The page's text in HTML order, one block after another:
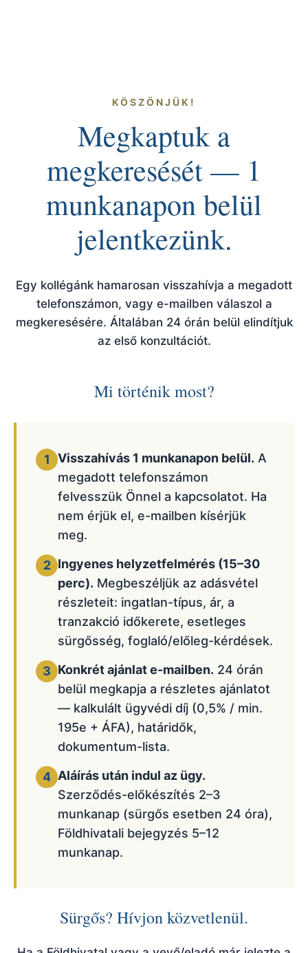
KÖSZÖNJÜK!
Megkaptuk a
megkeresését — 1
munkanapon belül
jelentkezünk.
Egy kollégánk hamarosan visszahívja a megadott
telefonszámon, vagy e-mailben válaszol a
megkeresésére. Általában 24 órán belül elindítjuk
az első konzultációt.
Mi történik most?
1 Visszahívás 1 munkanapon belül. A
megadott telefonszámon
felvesszük Önnel a kapcsolatot. Ha
nem érjük el, e-mailben kísérjük
meg.
2 Ingyenes helyzetfelmérés (15–30
perc). Megbeszéljük az adásvétel
részleteit: ingatlan-típus, ár, a
tranzakció időkerete, esetleges
sürgősség, foglaló/előleg-kérdések.
3 Konkrét ajánlat e-mailben. 24 órán
belül megkapja a részletes ajánlatot
— kalkulált ügyvédi díj (0,5% / min.
195e + ÁFA), határidők,
dokumentum-lista.
4 Aláírás után indul az ügy.
Szerződés-előkészítés 2–3
munkanap (sürgős esetben 24 óra),
Földhivatali bejegyzés 5–12
munkanap.
Sürgős? Hívjon közvetlenül.